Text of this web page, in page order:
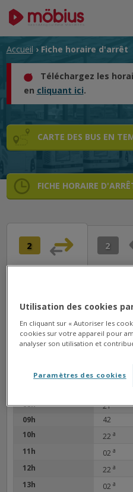
Accueil › Fiche horaire d'arrêt
Téléchargez les
en cliquant ici.
CARTE DES BUS EN
FICHE HORAIRE
2 ➜
➜ 2
Prochain
Bus suivants à :
06h
04
08h
21
09h
42
10h
22 a
11h 02 a
12h
22 a
13h 02 a
Utilisation des cookies
En cliquant sur « Autoriser les
cookies sur votre appareil pour
analyser son utilisation et
Paramètres des cookies